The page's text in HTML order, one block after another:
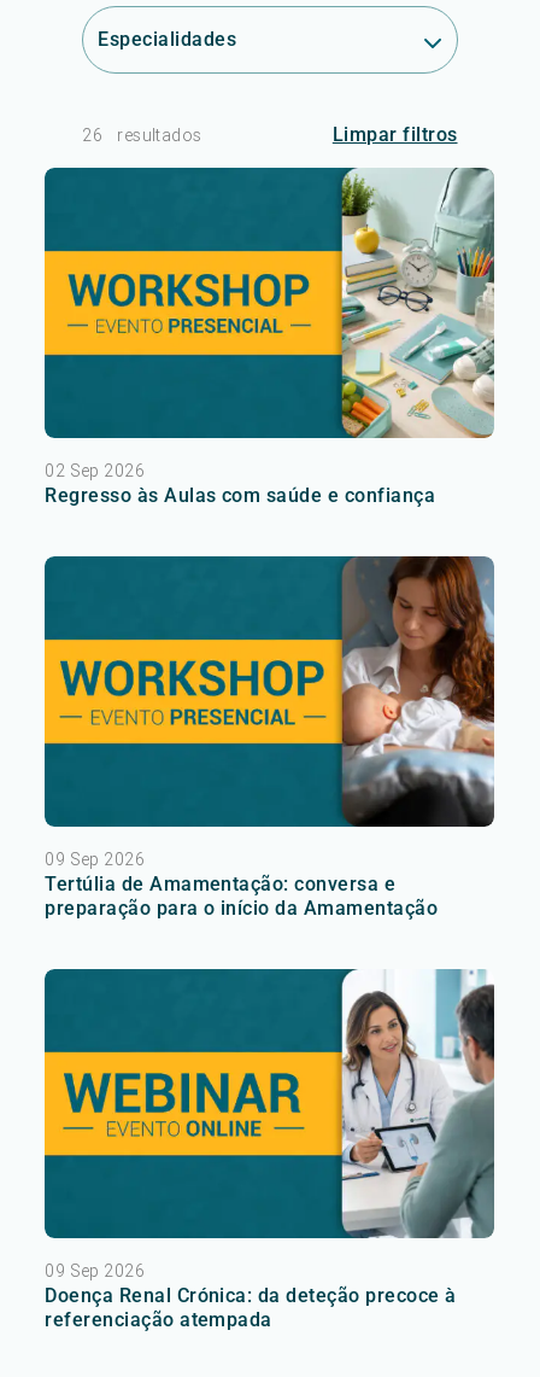
Especialidades
26 resultados Limpar filtros
02 Sep 2026
Regresso às Aulas com saúde e confiança
09 Sep 2026
Tertúlia de Amamentação: conversa e
preparação para o início da Amamentação
09 Sep 2026
Doença Renal Crónica: da deteção precoce à
referenciação atempada